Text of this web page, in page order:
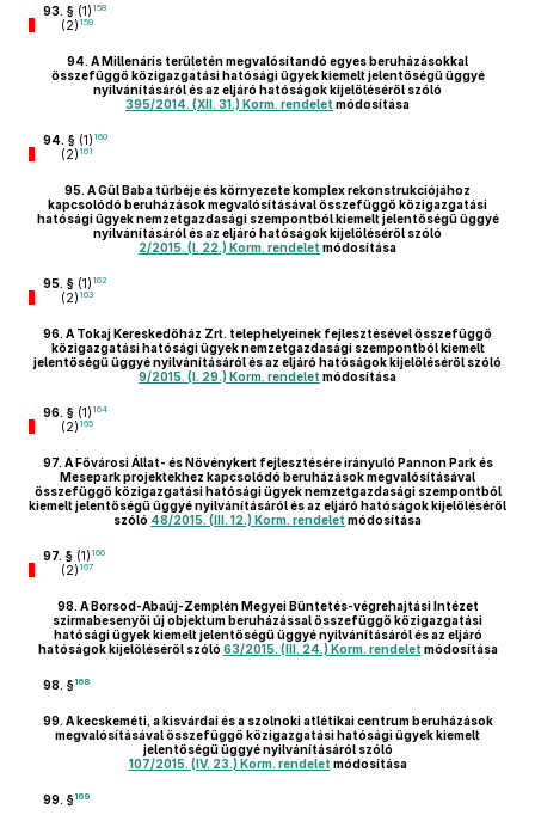
93. § (1) 158
(2) 159
94. A Millenáris területén megvalósítandó egyes beruházásokkal
összefüggő közigazgatási hatósági ügyek kiemelt jelentőségű üggyé
nyilvánításáról és az eljáró hatóságok kijelöléséről szóló
395/2014. (XII. 31.) Korm. rendelet módosítása
94. § (1) 160
(2) 161
95. A Gül Baba türbéje és környezete komplex rekonstrukciójához
kapcsolódó beruházások megvalósításával összefüggő közigazgatási
hatósági ügyek nemzetgazdasági szempontból kiemelt jelentőségű üggyé
nyilvánításáról és az eljáró hatóságok kijelöléséről szóló
2/2015. (I. 22.) Korm. rendelet módosítása
95. § (1) 162
(2) 163
96. A Tokaj Kereskedőház Zrt. telephelyeinek fejlesztésével összefüggő
közigazgatási hatósági ügyek nemzetgazdasági szempontból kiemelt
jelentőségű üggyé nyilvánításáról és az eljáró hatóságok kijelöléséről szóló
9/2015. (I. 29.) Korm. rendelet módosítása
96. § (1) 164
(2) 165
97. A Fővárosi Állat- és Növénykert fejlesztésére irányuló Pannon Park és
Mesepark projektekhez kapcsolódó beruházások megvalósításával
összefüggő közigazgatási hatósági ügyek nemzetgazdasági szempontból
kiemelt jelentőségű üggyé nyilvánításáról és az eljáró hatóságok kijelöléséről
szóló 48/2015. (III. 12.) Korm. rendelet módosítása
97. § (1) 166
(2) 167
98. A Borsod-Abaúj-Zemplén Megyei Büntetés-végrehajtási Intézet
szirmabesenyői új objektum beruházással összefüggő közigazgatási
hatósági ügyek kiemelt jelentőségű üggyé nyilvánításáról és az eljáró
hatóságok kijelöléséről szóló 63/2015. (III. 24.) Korm. rendelet módosítása
98. §168
99. A kecskeméti, a kisvárdai és a szolnoki atlétikai centrum beruházások
megvalósításával összefüggő közigazgatási hatósági ügyek kiemelt
jelentőségű üggyé nyilvánításáról szóló
107/2015. (IV. 23.) Korm. rendelet módosítása
99. §169